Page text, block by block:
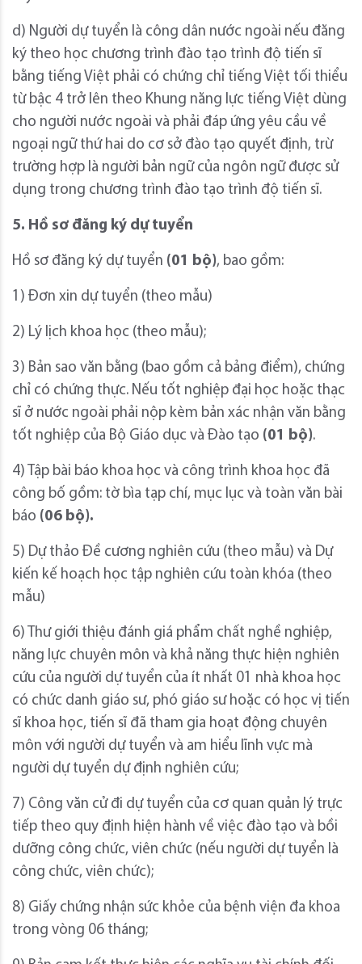
d) Người dự tuyển là công dân nước ngoài nếu đăng
ký theo học chương trình đào tạo trình độ tiến sĩ
bằng tiếng Việt phải có chứng chỉ tiếng Việt tối thiểu
từ bậc 4 trở lên theo Khung năng lực tiếng Việt dùng
cho người nước ngoài và phải đáp ứng yêu cầu về
ngoại ngữ thứ hai do cơ sở đào tạo quyết định, trừ
trường hợp là người bản ngữ của ngôn ngữ được sử
dụng trong chương trình đào tạo trình độ tiến sĩ.
5. Hồ sơ đăng ký dự tuyển
Hồ sơ đăng ký dự tuyển (01 bộ), bao gồm:
1) Đơn xin dự tuyển (theo mẫu)
2) Lý lịch khoa học (theo mẫu);
3) Bản sao văn bằng (bao gồm cả bảng điểm), chứng
chỉ có chứng thực. Nếu tốt nghiệp đại học hoặc thạc
sĩ ở nước ngoài phải nộp kèm bản xác nhận văn bằng
tốt nghiệp của Bộ Giáo dục và Đào tạo (01 bộ).
4) Tập bài báo khoa học và công trình khoa học đã
công bố gồm: tờ bìa tạp chí, mục lục và toàn văn bài
báo (06 bộ).
5) Dự thảo Đề cương nghiên cứu (theo mẫu) và Dự
kiến kế hoạch học tập nghiên cứu toàn khóa (theo
mẫu)
6) Thư giới thiệu đánh giá phẩm chất nghề nghiệp,
năng lực chuyên môn và khả năng thực hiện nghiên
cứu của người dự tuyển của ít nhất 01 nhà khoa học
có chức danh giáo sư, phó giáo sư hoặc có học vị tiến
sĩ khoa học, tiến sĩ đã tham gia hoạt động chuyên
môn với người dự tuyển và am hiểu lĩnh vực mà
người dự tuyển dự định nghiên cứu;
7) Công văn cử đi dự tuyển của cơ quan quản lý trực
tiếp theo quy định hiện hành về việc đào tạo và bồi
dưỡng công chức, viên chức (nếu người dự tuyển là
công chức, viên chức);
8) Giấy chứng nhận sức khỏe của bệnh viện đa khoa
trong vòng 06 tháng;